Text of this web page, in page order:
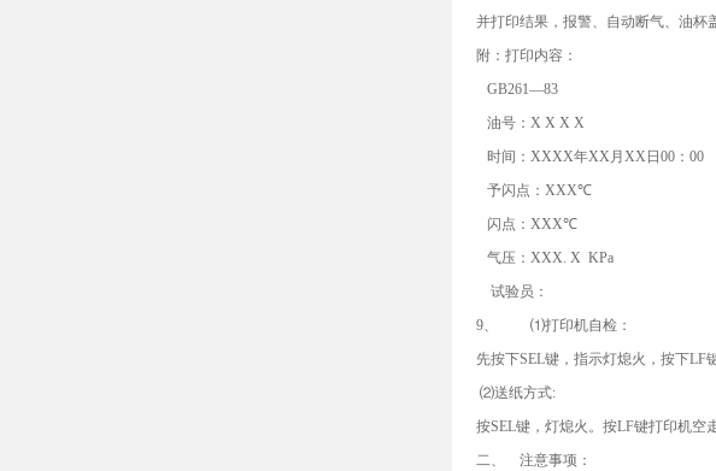
并打印结果，报警、自动断气、油杯
附：打印内容：
GB261—83
油号：X X X X
时间：XXXX年XX月XX日00：00
予闪点：XXX℃
闪点：XXX℃
气压：XXX. X KPa
试验员：
9、 ⑴打印机自检：
先按下SEL键，指示灯熄火，按下LF
⑵送纸方式:
按SEL键，灯熄火。按LF键打印机空
二、 注意事项：